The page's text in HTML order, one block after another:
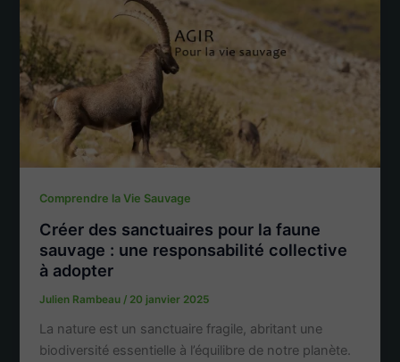
Comprendre la Vie Sauvage
Créer des sanctuaires pour la faune
sauvage : une responsabilité collective
à adopter
Julien Rambeau / 20 janvier 2025
La nature est un sanctuaire fragile, abritant une
biodiversité essentielle à l’équilibre de notre planète.